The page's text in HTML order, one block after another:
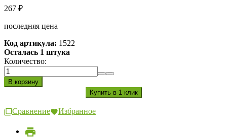
267 ₽
последняя цена
Код артикула: 1522
Осталась 1 штука
Количество:
Сравнение Избранное